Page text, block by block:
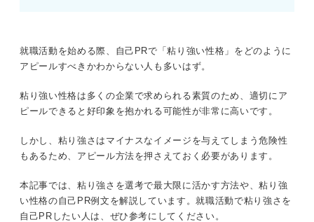
粘り強い人が求められる職種
と併せてご確認ください。
就職活動を始める際、自己PRで「粘り強い性格」をどのように
アピールすべきかわからない人も多いはず。
粘り強い性格は多くの企業で求められる素質のため、適切にア
ピールできると好印象を抱かれる可能性が非常に高いです。
しかし、粘り強さはマイナスなイメージを与えてしまう危険性
もあるため、アピール方法を押さえておく必要があります。
本記事では、粘り強さを選考で最大限に活かす方法や、粘り強
い性格の自己PR例文を解説しています。就職活動で粘り強さを
自己PRしたい人は、ぜひ参考にしてください。